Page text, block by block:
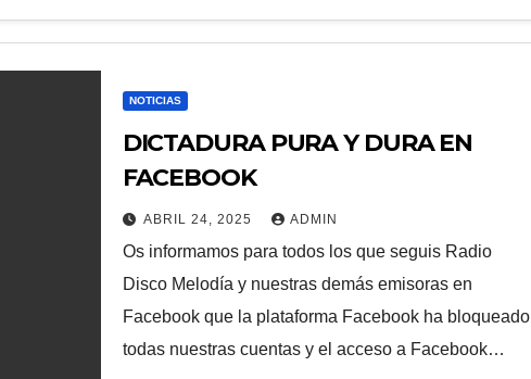
NOTICIAS
DICTADURA PURA Y DURA EN
FACEBOOK
ABRIL 24, 2025 ADMIN
Os informamos para todos los que seguis Radio
Disco Melodía y nuestras demás emisoras en
Facebook que la plataforma Facebook ha bloqueado
todas nuestras cuentas y el acceso a Facebook…